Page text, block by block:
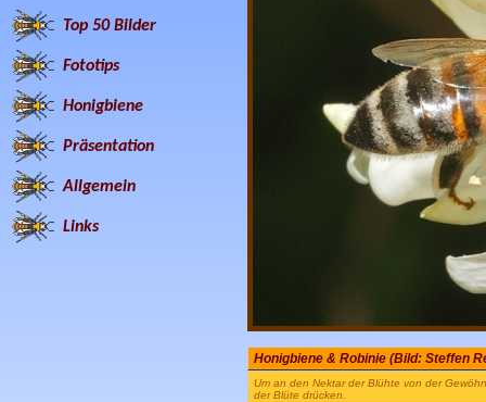
Top 50 Bilder
Fototips
Honigbiene
Präsentation
Allgemein
Links
Honigbiene & Robinie (Bild: Steffen
Um an den Nektar der Blühte von der
der Blüte drücken.